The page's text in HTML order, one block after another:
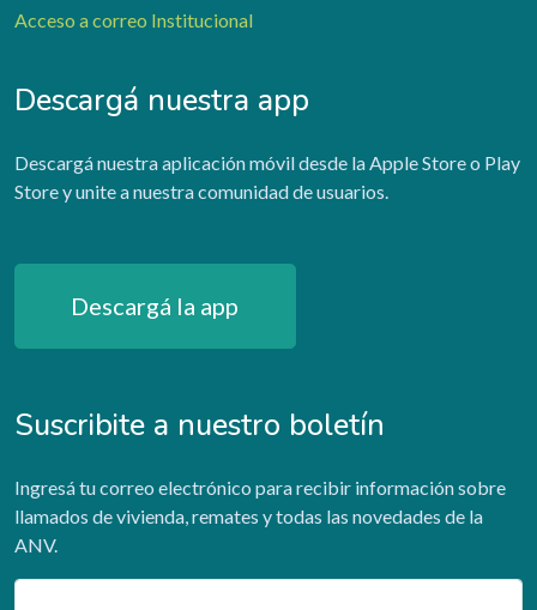
Acceso a correo Institucional
Descargá nuestra app
Descargá nuestra aplicación móvil desde la Apple Store o Play
Store y unite a nuestra comunidad de usuarios.
Descargá la app
Suscribite a nuestro boletín
Ingresá tu correo electrónico para recibir información sobre
llamados de vivienda, remates y todas las novedades de la
ANV.
Email